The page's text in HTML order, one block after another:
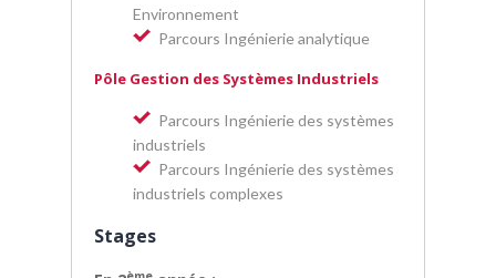
Environnement
Parcours Ingénierie analytique
Pôle Gestion des Systèmes Industriels
Parcours Ingénierie des systèmes
industriels
Parcours Ingénierie des systèmes
industriels complexes
Stages